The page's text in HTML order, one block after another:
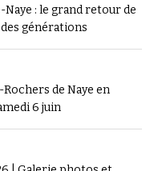
: le grand retour de
générations
de Naye en
6 juin